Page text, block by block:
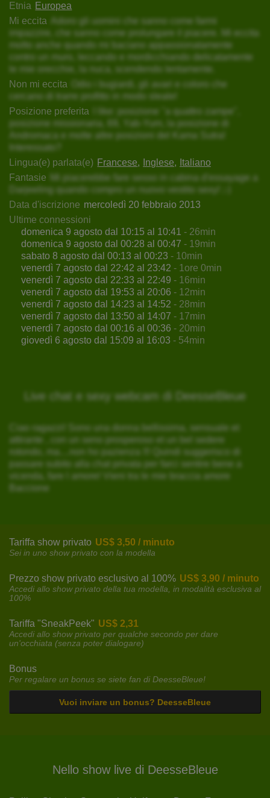
Etnia Europea
Mi eccita
Adoro gli uomini che sanno come farmi
impazzire, che sanno come prolungare il piacere. Mi eccita
molto anche quando mi baciano appassionatamente
contro un muro, leccando e mordicchiando delicatamente
le mie orecchie, la nuca, scendendo lentamente.
Non mi eccita
Odio i bugiardi, gli avari e coloro che
cercano di trarre profitto in modo sleale!
Posizione preferita
I like: posizione "a quattro zampe",
posizione missionaria, 69, Yab-Yum, la posizione di
Andromaca e molte altre posizioni del Kama Sutra!
Interessato?
Lingua(e) parlata(e) Francese Inglese
Italiano
Fantasie
Mi piacerebbe fare sesso in cabina d'essayage a
Darjeeling quando compro un nuovo vestito sexy! ;-)
Data d'iscrizione mercoledì 20 febbraio 2013
Ultime connessioni
domenica 9 agosto dal 10:15 al 10:41 - 26min
domenica 9 agosto dal 00:28 al 00:47 - 19min
sabato 8 agosto dal 00:13 al 00:23 - 10min
venerdì 7 agosto dal 22:42 al 23:42 - 1ore 0min
venerdì 7 agosto dal 22:33 al 22:49 - 16min
venerdì 7 agosto dal 19:53 al 20:06 - 12min
venerdì 7 agosto dal 14:23 al 14:52 - 28min
venerdì 7 agosto dal 13:50 al 14:07 - 17min
venerdì 7 agosto dal 00:16 al 00:36 - 20min
giovedì 6 agosto dal 15:09 al 16:03 - 54min
Live chat e sexy webcam di DeesseBleue
Ciao ragazzi! Sono una donna bellissima, sensuale et
attirante , con un seno prosperoso et un bel sedere
rotondo, ma....non ho pazienza !!! Quindi suggerisco di
passare subito alla chat privata per farci sentire bene a
vicenda, fare l amore! Vieni tra le mie braccia amore
Baccione
Tariffa show privato US$ 3,50 / minuto
Sei in uno show privato con la modella
Prezzo show privato esclusivo al 100% US$ 3,90 / minuto
Accedi allo show privato della tua modella, in modalità esclusiva al
100%
Tariffa "SneakPeek" US$ 2,31
Accedi allo show privato per qualche secondo per dare
un'occhiata (senza poter dialogare)
Bonus
Per regalare un bonus se siete fan di DeesseBleue!
Vuoi inviare un bonus? DeesseBleue
Nello show live di DeesseBleue